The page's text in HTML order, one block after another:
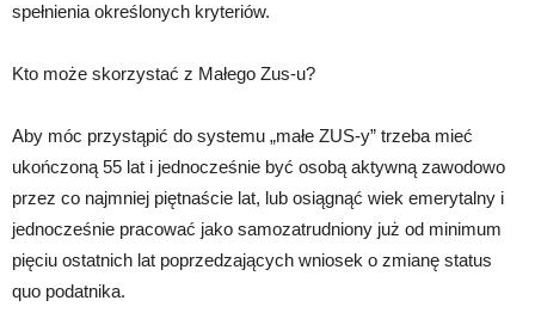
spełnienia określonych kryteriów.
Kto może skorzystać z Małego Zus-u?
Aby móc przystąpić do systemu „małe ZUS-y” trzeba mieć
ukończoną 55 lat i jednocześnie być osobą aktywną zawodowo
przez co najmniej piętnaście lat, lub osiągnąć wiek emerytalny i
jednocześnie pracować jako samozatrudniony już od minimum
pięciu ostatnich lat poprzedzających wniosek o zmianę status
quo podatnika.